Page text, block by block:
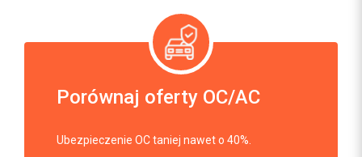
Porównaj oferty OC/AC
Ubezpieczenie OC taniej nawet o 40%.